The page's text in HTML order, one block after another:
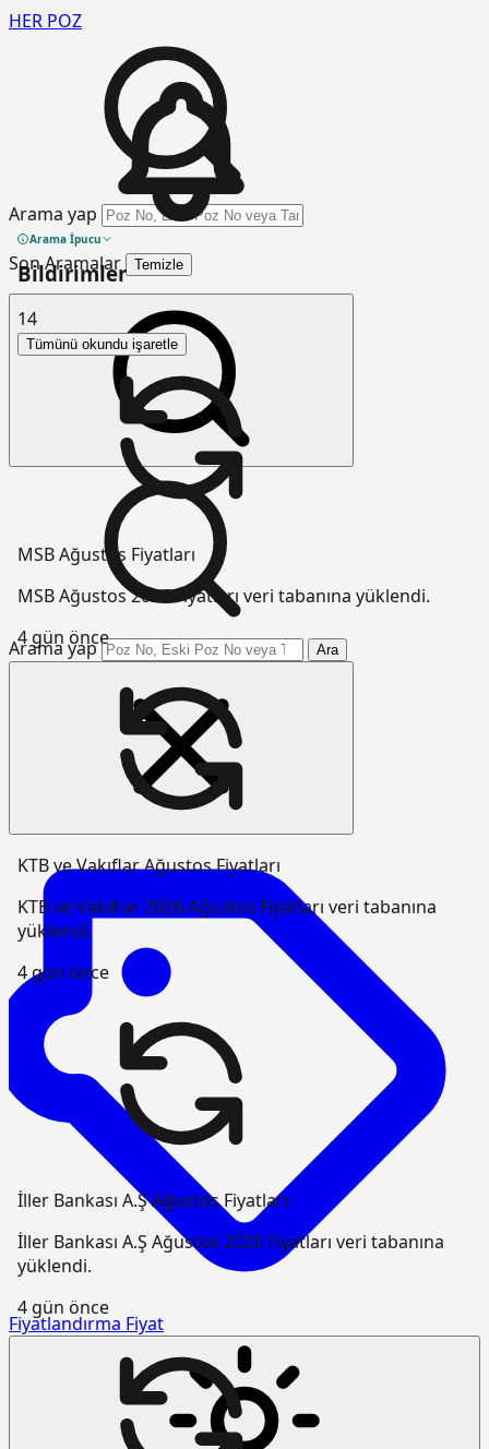
HER POZ
Arama yap
Arama İpucu
Son Aramalar Temizle
Arama yap Ara
Fiyatlandırma Fiyat
Bildirimler
14
Tümünü okundu işaretle
MSB Ağustos Fiyatları
MSB Ağustos 2026 Fiyatları veri tabanına yüklendi.
4 gün önce
KTB ve Vakıflar Ağustos Fiyatları
KTB ve Vakıflar 2026 Ağustos Fiyatları veri tabanına
yüklendi.
4 gün önce
İller Bankası A.Ş Ağustos Fiyatları
İller Bankası A.Ş Ağustos 2026 Fiyatları veri tabanına
yüklendi.
4 gün önce